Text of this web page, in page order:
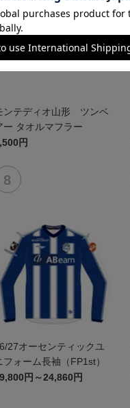
ンテディオ山形 ツンベ
ー タオルマフラー
円
27オーセンティックユ
フォーム長袖（FP1st）
円～24,860円